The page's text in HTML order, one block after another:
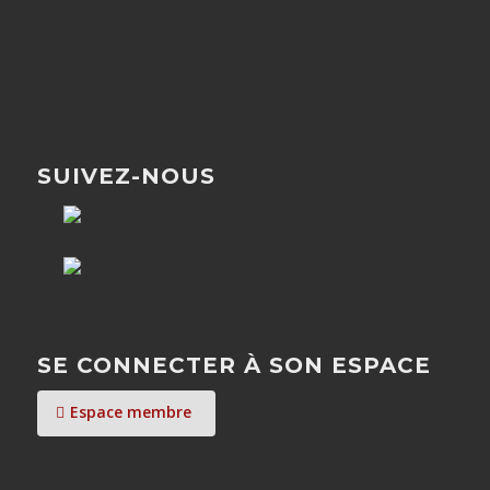
SUIVEZ-NOUS
SE CONNECTER À SON ESPACE
Espace membre